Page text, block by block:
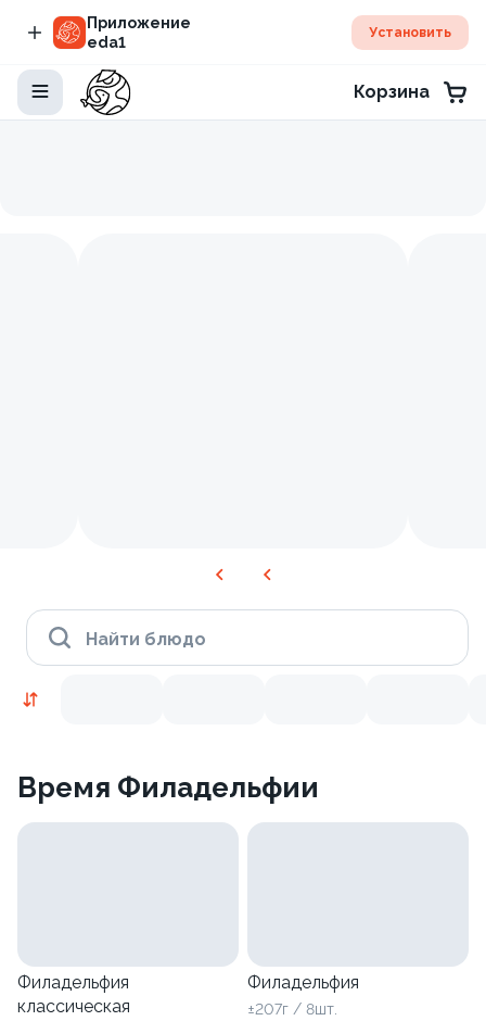
Приложение
eda1
Установить
Корзина
Найти блюдо
Время Филадельфии
Филадельфия
классическая
Филадельфия
±207г / 8шт.